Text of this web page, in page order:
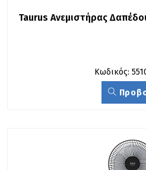
Taurus Ανεμιστήρας
Κωδικός: